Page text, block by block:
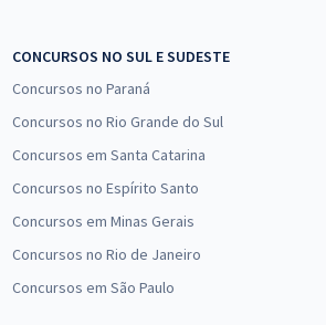
CONCURSOS NO SUL E SUDESTE
Concursos no Paraná
Concursos no Rio Grande do Sul
Concursos em Santa Catarina
Concursos no Espírito Santo
Concursos em Minas Gerais
Concursos no Rio de Janeiro
Concursos em São Paulo